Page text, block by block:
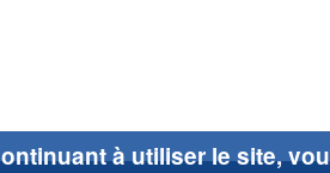
à utiliser le site,